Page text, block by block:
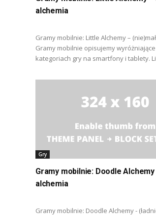
alchemia
Gramy mobilnie: Little Alchemy –
Gramy mobilnie opisujemy
kategoriach gry na smartfony i tablety.
Gry
Gramy mobilnie: Doodle
alchemia
Gramy mobilnie: Doodle Alchemy -